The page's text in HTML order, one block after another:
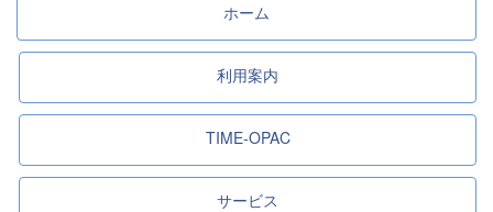
ホーム
利用案内
TIME-OPAC
サービス